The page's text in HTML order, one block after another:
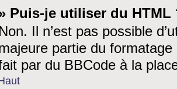
Puis-je utiliser du HTML
Non. Il n’est pas possible
partie du
par du BBCode à la